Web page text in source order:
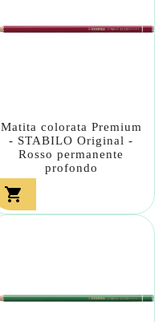
Matita colorata Premium
- STABILO Original -
Rosso permanente
profondo
